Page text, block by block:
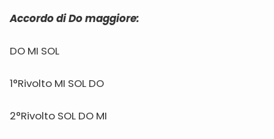
Accordo di Do maggiore:
DO MI SOL
1°Rivolto MI SOL DO
2°Rivolto SOL DO MI